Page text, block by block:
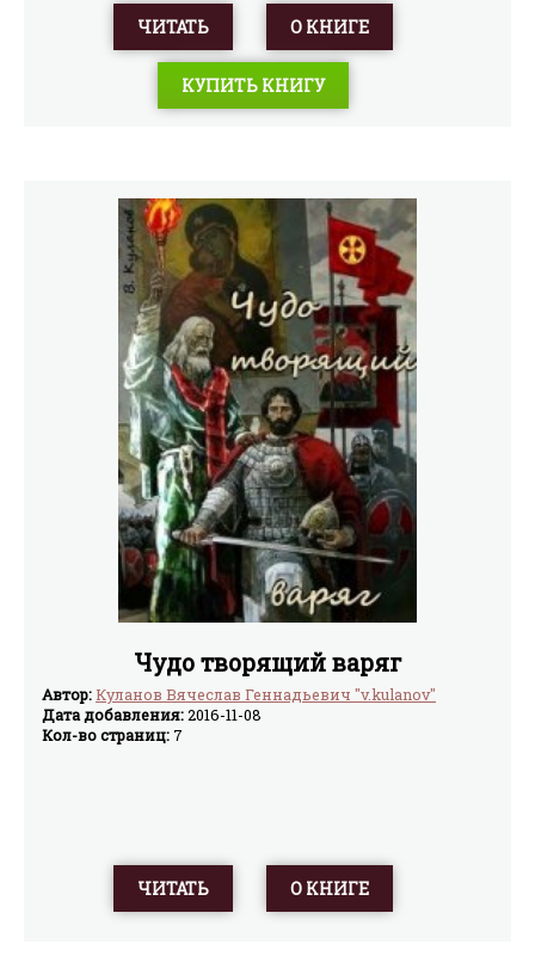
сверхъестественного и рисует своего героя как реально
существовавшего проповедника, "религиозного
анархиста". "Жизнь Иисуса" нельзя назвать научным
исследованием в строгом смысле слова, это скорее род
беллетристики, где исторически достоверные
на широкий круг читателей.
ЧИТАТЬ О КНИГЕ
КУПИТЬ КНИГУ
Чудо творящий варяг
Автор:Куланов Вячеслав Геннадьевич "v.kulanov"
Дата добавления:2016-11-08
Кол-во страниц: 7
ЧИТАТЬ О КНИГЕ